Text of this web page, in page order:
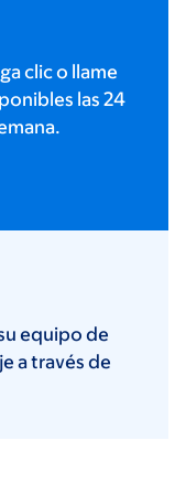
clic o llame
las 24
equipo de
a través de